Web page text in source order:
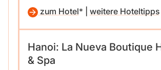
zum Hotel weitere Hoteltipps
Hanoi: La Nueva Boutique
& Spa